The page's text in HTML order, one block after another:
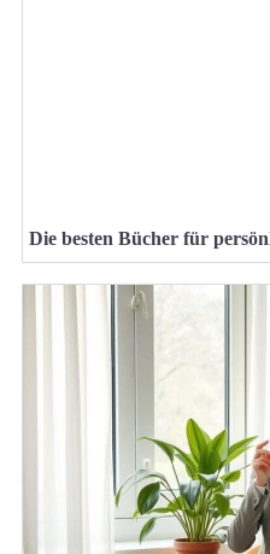
Die besten Bücher für